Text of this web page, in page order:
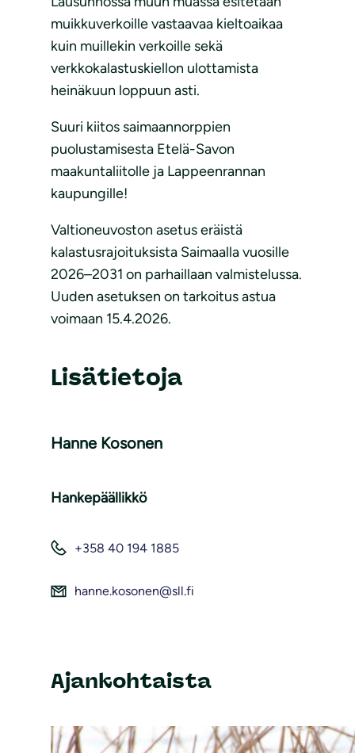
muikkuverkoille vastaavaa kieltoaikaa
kuin muillekin verkoille sekä
verkkokalastuskiellon ulottamista
heinäkuun loppuun asti.
Suuri kiitos saimaannorppien
puolustamisesta Etelä-Savon
maakuntaliitolle ja Lappeenrannan
kaupungille!
Valtioneuvoston asetus eräistä
kalastusrajoituksista Saimaalla vuosille
2026–2031 on parhaillaan valmistelussa.
Uuden asetuksen on tarkoitus astua
voimaan 15.4.2026.
Lisätietoja
Hanne Kosonen
Hankepäällikkö
+358 40 194 1885
hanne.kosonen@sll.fi
Ajankohtaista